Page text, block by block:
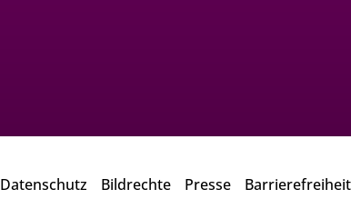
Datenschutz Bildrechte Presse Barrierefreiheit